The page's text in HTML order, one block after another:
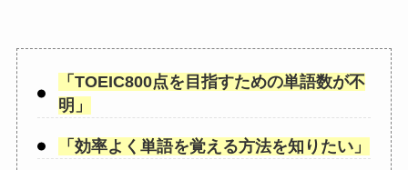
「 TOEIC800点を目指すための単語数が不
明 」
「 効率よく単語を覚える方法を知りたい」